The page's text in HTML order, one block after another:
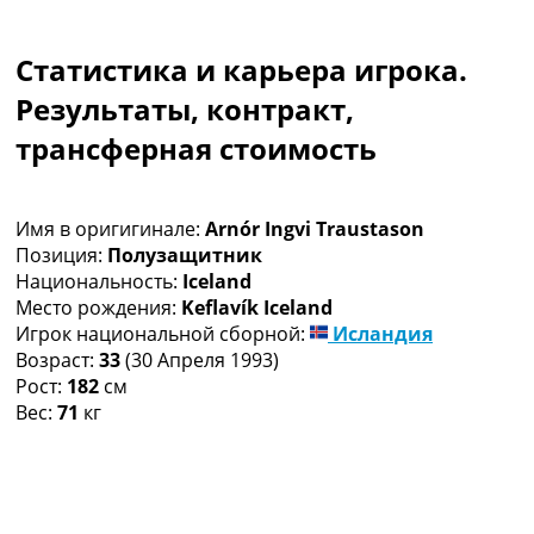
Чемпионат Мира
Украина. Премьер-Лига
Украина. Первая Лига
Лига Чемпионов
Другие Турниры >>>
Таблицы
Таблицы групп Чемпионата Мира
Украина. Премьер-Лига
Украина. Первая Лига
Лига Чемпионов. Таблицы групп
Англия. Премьер-Лига
Статистика и карьера игрока.
Результаты, контракт,
трансферная стоимость
Имя в оригигинале: Arnór Ingvi Traustason
Позиция: Полузащитник
Национальность: Iceland
Место рождения: Keflavík Iceland
Игрок национальной сборной:
Исландия
Возраст: 33(30 Апреля 1993)
Рост: 182 см
Вес: 71 кг